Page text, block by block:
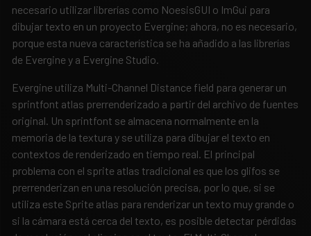
necesario utilizar librerías como NoesisGUI o ImGui para
dibujar texto en un proyecto Evergine; ahora, no es necesario,
porque esta nueva característica se ha añadido a las librerías
de Evergine y a Evergine Studio.
Evergine utiliza Multi-Channel Distance field para generar un
sprintfont atlas prerrenderizado a partir del archivo de fuentes
original. Un sprintfont se almacena normalmente en la
memoria de la textura y se utiliza para dibujar el texto en
contextos de renderizado en tiempo real. El principal
problema con el sprite atlas tradicional es que los glifos se
prerrenderizan en una resolución precisa, por lo que, si se
utiliza este Sprite atlas para renderizar un texto muy grande o
si la cámara está cerca del texto, es posible detectar pérdidas